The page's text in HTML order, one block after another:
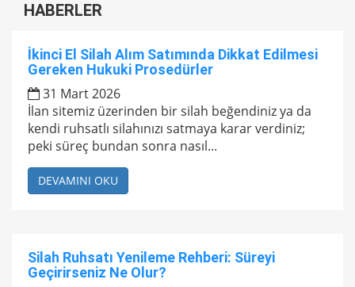
HABERLER
İkinci El Silah Alım Satımında Dikkat Edilmesi
Gereken Hukuki Prosedürler
31 Mart 2026
İlan sitemiz üzerinden bir silah beğendiniz ya da
kendi ruhsatlı silahınızı satmaya karar verdiniz;
peki süreç bundan sonra nasıl...
DEVAMINI OKU
Silah Ruhsatı Yenileme Rehberi: Süreyi
Geçirirseniz Ne Olur?